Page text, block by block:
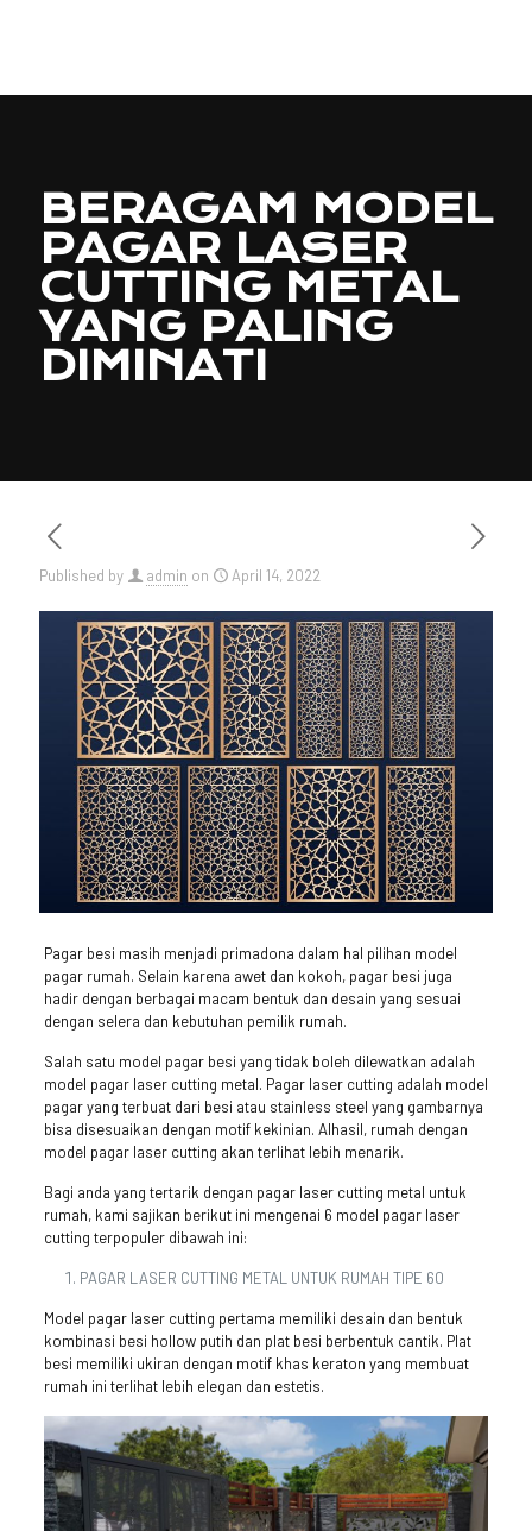
BERAGAM MODEL
PAGAR LASER
CUTTING METAL
YANG PALING
DIMINATI
Published by admin on April 14, 2022
Pagar besi masih menjadi primadona dalam hal pilihan model
pagar rumah. Selain karena awet dan kokoh, pagar besi juga
hadir dengan berbagai macam bentuk dan desain yang sesuai
dengan selera dan kebutuhan pemilik rumah.
Salah satu model pagar besi yang tidak boleh dilewatkan adalah
model pagar laser cutting metal. Pagar laser cutting adalah model
pagar yang terbuat dari besi atau stainless steel yang gambarnya
bisa disesuaikan dengan motif kekinian. Alhasil, rumah dengan
model pagar laser cutting akan terlihat lebih menarik.
Bagi anda yang tertarik dengan pagar laser cutting metal untuk
rumah, kami sajikan berikut ini mengenai 6 model pagar laser
cutting terpopuler dibawah ini:
PAGAR LASER CUTTING METAL UNTUK RUMAH TIPE 60
Model pagar laser cutting pertama memiliki desain dan bentuk
kombinasi besi hollow putih dan plat besi berbentuk cantik. Plat
besi memiliki ukiran dengan motif khas keraton yang membuat
rumah ini terlihat lebih elegan dan estetis.